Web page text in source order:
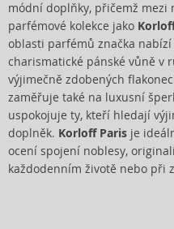
módní doplňky, přičemž
parfémové kolekce jako
oblasti parfémů značka
charismatické pánské vůně v
výjimečně zdobených
zaměřuje také na luxusní
uspokojuje ty, kteří hledají
doplněk. Korloff Paris je
ocení spojení noblesy,
každodenním životě nebo při